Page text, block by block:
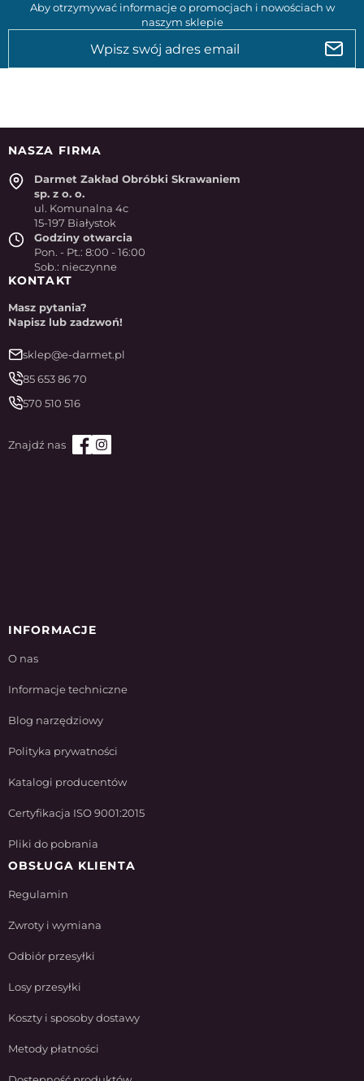
Aby otrzymywać informacje o promocjach i nowościach w
naszym sklepie
NASZA FIRMA
Darmet Zakład Obróbki Skrawaniem
sp. z o. o.
ul. Komunalna 4c
15-197 Białystok
Godziny otwarcia
Pon. - Pt.: 8:00 - 16:00
Sob.: nieczynne
KONTAKT
Masz pytania?
Napisz lub zadzwoń!
sklep@e-darmet.pl
85 653 86 70
570 510 516
INFORMACJE
O nas
Informacje techniczne
Blog narzędziowy
Polityka prywatności
Katalogi producentów
Certyfikacja ISO 9001:2015
Pliki do pobrania
OBSŁUGA KLIENTA
Regulamin
Zwroty i wymiana
Odbiór przesyłki
Losy przesyłki
Koszty i sposoby dostawy
Metody płatności